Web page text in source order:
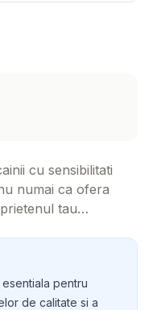
cu sensibilitati
numai ca ofera
tau
pentru
de calitate si a